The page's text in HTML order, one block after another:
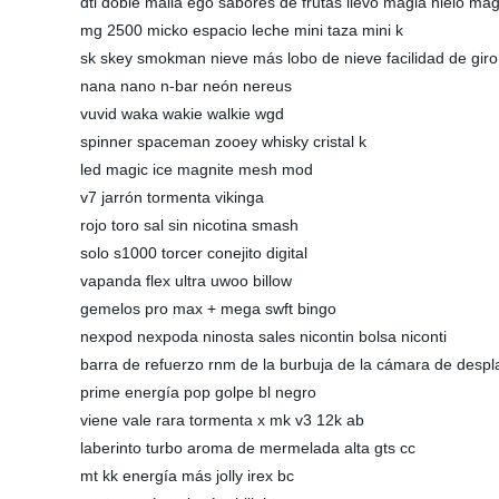
mg 2500 micko espacio leche mini taza mini k
sk skey smokman nieve más lobo de nieve facilidad de giro
nana nano n-bar neón nereus
vuvid waka wakie walkie wgd
spinner spaceman zooey whisky cristal k
led magic ice magnite mesh mod
v7 jarrón tormenta vikinga
rojo toro sal sin nicotina smash
solo s1000 torcer conejito digital
vapanda flex ultra uwoo billow
gemelos pro max + mega swft bingo
nexpod nexpoda ninosta sales nicontin bolsa niconti
barra de refuerzo rnm de la burbuja de la cámara de
prime energía pop golpe bl negro
viene vale rara tormenta x mk v3 12k ab
laberinto turbo aroma de mermelada alta gts cc
mt kk energía más jolly irex bc